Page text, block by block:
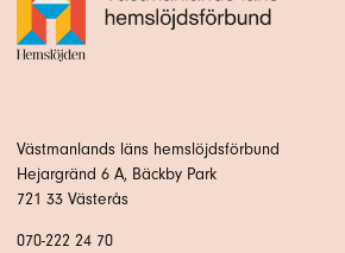
Västmanlands läns hemslöjdsförbund
Hejargränd 6 A, Bäckby Park
721 33 Västerås
070-222 24 70